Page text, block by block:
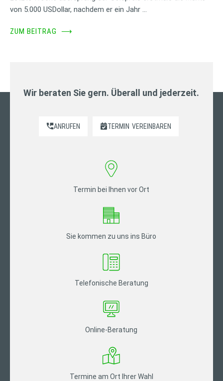
von 5.000 USDollar, nachdem er ein Jahr …
ZUM BEITRAG ⟶
Wir beraten Sie gern. Überall und jederzeit.
ANRUFEN TERMIN VEREINBAREN
Termin bei Ihnen vor Ort
Sie kommen zu uns ins Büro
Telefonische Beratung
Online-Beratung
Termine am Ort Ihrer Wahl